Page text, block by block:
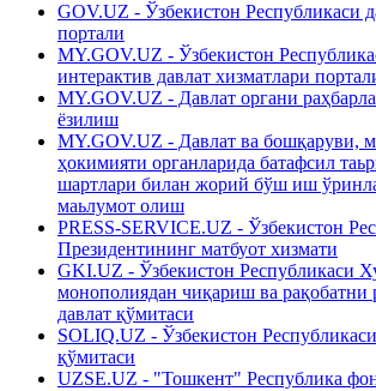
GOV.UZ - Ўзбекистон Республикаси
портали
MY.GOV.UZ - Ўзбекистон
интерактив давлат хизматлари
MY.GOV.UZ - Давлат органи
ёзилиш
MY.GOV.UZ - Давлат ва бошқаруви,
ҳокимияти органларида батафсил
шартлари билан жорий бўш иш
маьлумот олиш
PRESS-SERVICE.UZ - Ўзбекистон
Президентининг матбуот хизмати
GKI.UZ - Ўзбекистон Республикаси
монополиядан чиқариш ва
давлат қўмитаси
SOLIQ.UZ - Ўзбекистон
қўмитаси
UZSE.UZ - "Тошкент" Республика